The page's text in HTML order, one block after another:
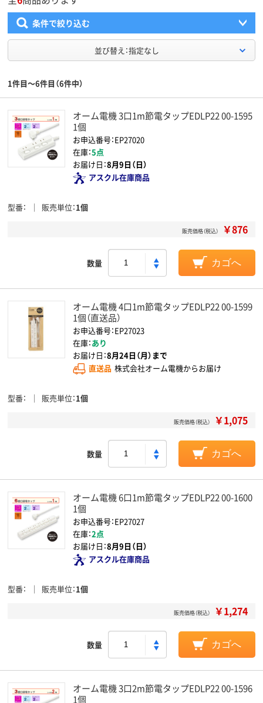
条件で絞り込む
並び替え：指定なし
1件目～6件目（6件中）
オーム電機 3口1m節電タップEDLP22 00-1595
1個
お申込番号：EP27020
在庫：5点
お届け日：8月9日（日）
アスクル在庫商品
型番 販売単位 1個
販売価格（税込） ￥876
数量 カゴへ
オーム電機 4口1m節電タップEDLP22 00-1599
1個（直送品）
お申込番号：EP27023
在庫：あり
お届け日：8月24日（月）まで
直送品 株式会社オーム電機からお届け
型番 販売単位 1個
販売価格（税込） ￥1,075
数量 カゴへ
オーム電機 6口1m節電タップEDLP22 00-1600
1個
お申込番号：EP27027
在庫：2点
お届け日：8月9日（日）
アスクル在庫商品
型番 販売単位 1個
販売価格（税込） ￥1,274
数量 カゴへ
オーム電機 3口2m節電タップEDLP22 00-1596
1個